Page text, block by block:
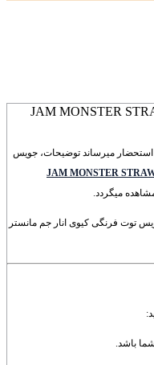
JAM MONSTER
استحضار میرساند توضیحات، جویس
JAM MONSTER
میگردد.
توت فرنگی کیوی انار جم مانستر